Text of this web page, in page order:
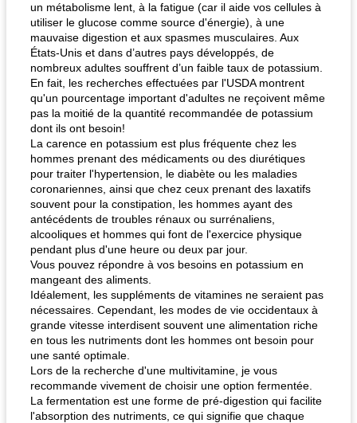
un métabolisme lent, à la fatigue (car il aide vos cellules à
utiliser le glucose comme source d'énergie), à ​​une
mauvaise digestion et aux spasmes musculaires. Aux
États-Unis et dans d’autres pays développés, de
nombreux adultes souffrent d’un faible taux de potassium.
En fait, les recherches effectuées par l'USDA montrent
qu'un pourcentage important d'adultes ne reçoivent même
pas la moitié de la quantité recommandée de potassium
dont ils ont besoin!
La carence en potassium est plus fréquente chez les
hommes prenant des médicaments ou des diurétiques
pour traiter l'hypertension, le diabète ou les maladies
coronariennes, ainsi que chez ceux prenant des laxatifs
souvent pour la constipation, les hommes ayant des
antécédents de troubles rénaux ou surrénaliens,
alcooliques et hommes qui font de l'exercice physique
pendant plus d'une heure ou deux par jour.
Vous pouvez répondre à vos besoins en potassium en
mangeant des aliments.
Idéalement, les suppléments de vitamines ne seraient pas
nécessaires. Cependant, les modes de vie occidentaux à
grande vitesse interdisent souvent une alimentation riche
en tous les nutriments dont les hommes ont besoin pour
une santé optimale.
Lors de la recherche d'une multivitamine, je vous
recommande vivement de choisir une option fermentée.
La fermentation est une forme de pré-digestion qui facilite
l'absorption des nutriments, ce qui signifie que chaque